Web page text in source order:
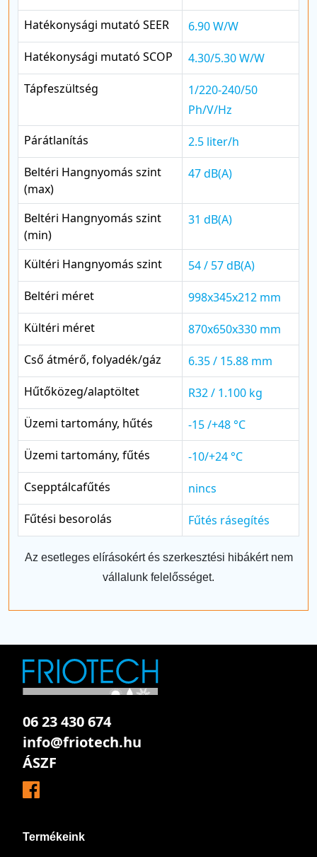
Hatékonysági mutató SEER
6.90 W/W
Hatékonysági mutató SCOP
4.30/5.30 W/W
Tápfeszültség
1/220-240/50
Ph/V/Hz
Párátlanítás
2.5 liter/h
Beltéri Hangnyomás szint
(max)
47 dB(A)
Beltéri Hangnyomás szint
(min)
31 dB(A)
Kültéri Hangnyomás szint
54 / 57 dB(A)
Beltéri méret
998x345x212 mm
Kültéri méret
870x650x330 mm
Cső átmérő, folyadék/gáz
6.35 / 15.88 mm
Hűtőközeg/alaptöltet
R32 / 1.100 kg
Üzemi tartomány, hűtés
-15 /+48 °C
Üzemi tartomány, fűtés
-10/+24 °C
Csepptálcafűtés
nincs
Fűtési besorolás
Fűtés rásegítés
Az esetleges elírásokért és szerkesztési hibákért nem
vállalunk felelősséget.
06 23 430 674
info@friotech.hu
ÁSZF
Termékeink